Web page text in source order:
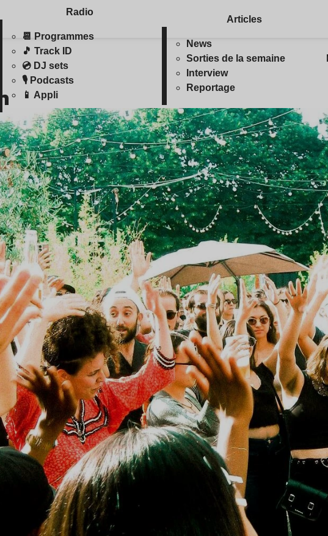
Radio
📆 Programmes
🎵 Track ID
💿 DJ sets
🎙️ Podcasts
📱 Appli
Articles
News
Sorties de la semaine
Interview
Reportage